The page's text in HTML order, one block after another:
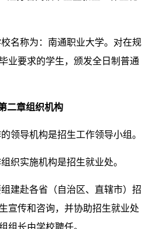
名称为：南通职业大学。对在规
业要求的学生，颁发全日制普通
二章组织机构
领导机构是招生工作领导小组。
织实施机构是招生就业处。
建赴各省（自治区、直辖市）招
宣传和咨询，并协助招生就业处
组长由学校聘任。